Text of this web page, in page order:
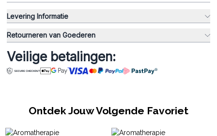
Levering Informatie
Retourneren van Goederen
Veilige betalingen:
Ontdek Jouw Volgende Favoriet